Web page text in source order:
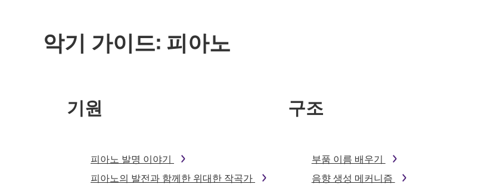
악기 가이드: 피아노
기원
피아노 발명 이야기
피아노의 발전과 함께한 위대한 작곡가
구조
부품 이름 배우기
음향 생성 메커니즘